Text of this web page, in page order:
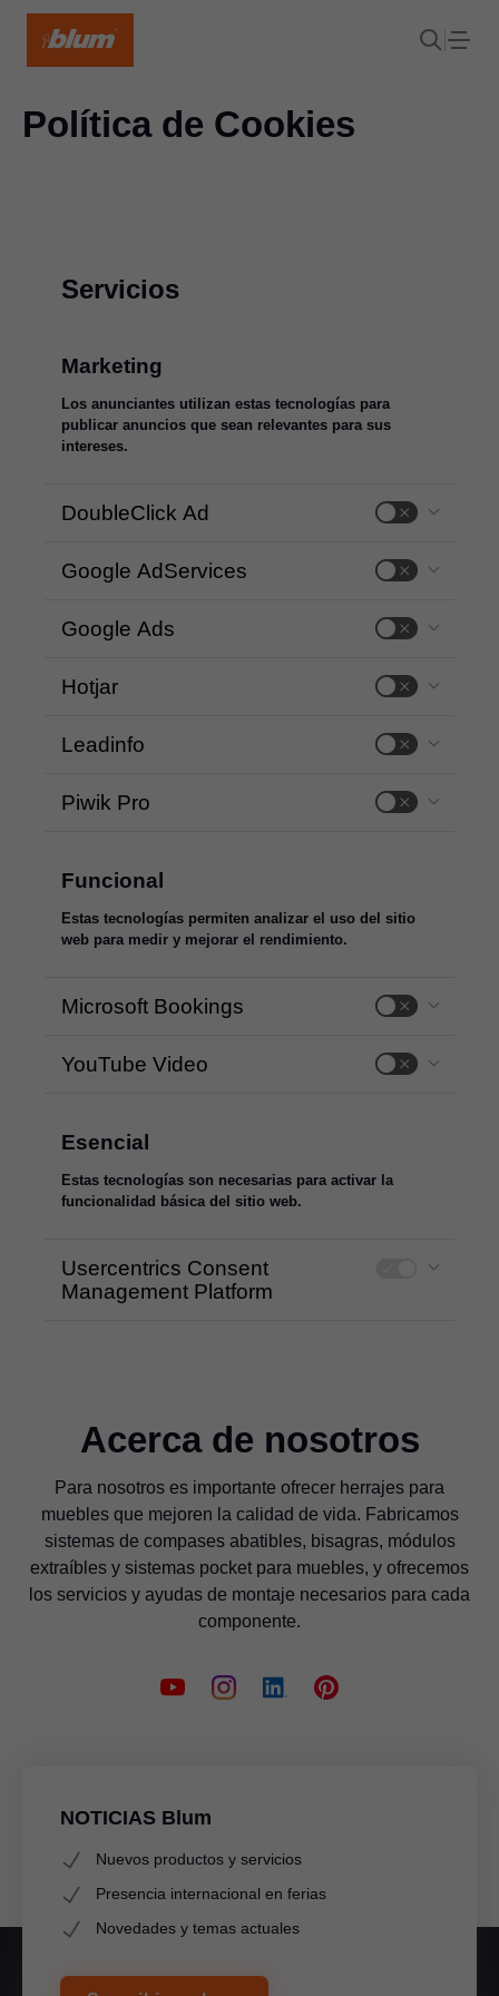
Política de Cookies
Servicios
Marketing
Los anunciantes utilizan estas tecnologías para
publicar anuncios que sean relevantes para sus
intereses.
DoubleClick Ad
Google AdServices
Google Ads
Hotjar
Leadinfo
Piwik Pro
Funcional
Estas tecnologías permiten analizar el uso del sitio
web para medir y mejorar el rendimiento.
Microsoft Bookings
YouTube Video
Esencial
Estas tecnologías son necesarias para activar la
funcionalidad básica del sitio web.
Usercentrics Consent
Management Platform
Acerca de nosotros
Para nosotros es importante ofrecer herrajes para
muebles que mejoren la calidad de vida. Fabricamos
sistemas de compases abatibles, bisagras, módulos
extraíbles y sistemas pocket para muebles, y ofrecemos
los servicios y ayudas de montaje necesarios para cada
componente.
NOTICIAS Blum
Nuevos productos y servicios
Presencia internacional en ferias
Novedades y temas actuales